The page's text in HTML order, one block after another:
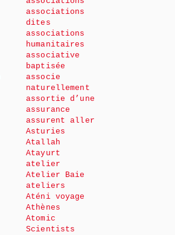
associations
dites
associations
humanitaires
associative
baptisée
associe
naturellement
assortie d’une
assurance
assurent aller
Asturies
Atallah
Atayurt
atelier
Atelier Baie
ateliers
Aténi voyage
Athènes
Atomic
Scientists